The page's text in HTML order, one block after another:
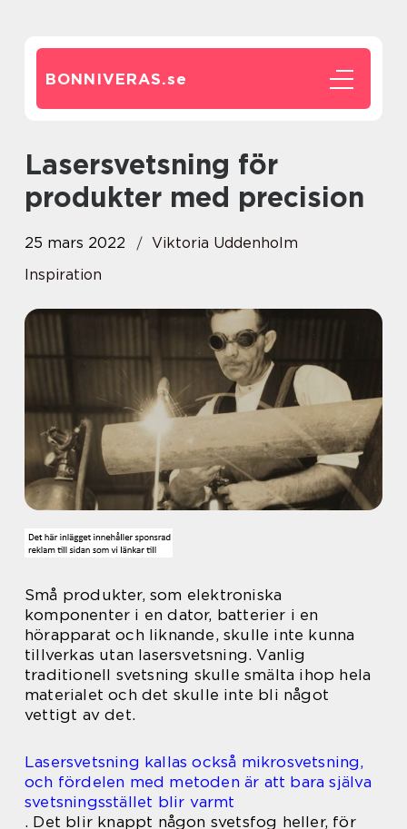
BONNIVERAS.se
Lasersvetsning för
produkter med precision
25 mars 2022
Viktoria Uddenholm
Inspiration
Små produkter, som elektroniska
komponenter i en dator, batterier i en
hörapparat och liknande, skulle inte kunna
tillverkas utan lasersvetsning. Vanlig
traditionell svetsning skulle smälta ihop hela
materialet och det skulle inte bli något
vettigt av det.
Lasersvetsning kallas också mikrosvetsning,
och fördelen med metoden är att bara själva
svetsningsstället blir varmt
. Det blir knappt någon svetsfog heller, för